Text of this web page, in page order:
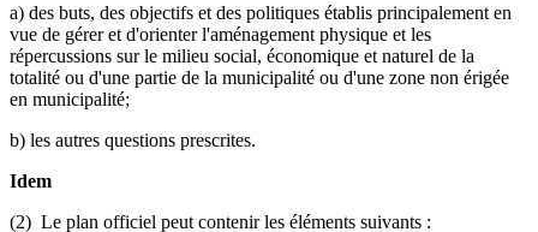
a) des buts, des objectifs et des politiques établis principalement en
vue de gérer et d'orienter l'aménagement physique et les
répercussions sur le milieu social, économique et naturel de la
totalité ou d'une partie de la municipalité ou d'une zone non érigée
en municipalité;
b) les autres questions prescrites.
Idem
(2) Le plan officiel peut contenir les éléments suivants :